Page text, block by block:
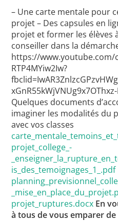
Critique
– Une carte mentale pour
projet – Des capsules en
projet et former les élèves
conseiller dans la
https://www.youtube.com/
RTP4MYiw2Iw?
Quelques documents
imaginer les modalités du
avec vos classes
projet_college_-
is_des_temoignages_1_.pdf
projet_ruptures.docx En
à tous de vous emparer